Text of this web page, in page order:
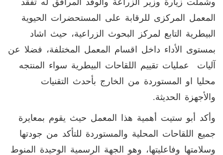
المعمل المركزى للرقابة على المستحضرات الحيوية
البيطرية التابع لمركز البحوث الزراعية، حيث اشاد
بمستوى الأداء داخل اقسام المعمل المختلفة، فضلا عن
آليات عمليات تقييم اللقاحات البيطرية سواء المنتجه
محليا او المستوردة من الخارج بأحدث التقنيات
والأجهزة الحديثة.
وأكد أبو ستيت أهمية هذا المعمل حيث يقوم بمعايرة
جميع اللقاحات المحلية والمستوردة للتأكد من جودتها
وسلامتها وفاعليتها، وهو الجهة الرسمية الوحيدة المنوط